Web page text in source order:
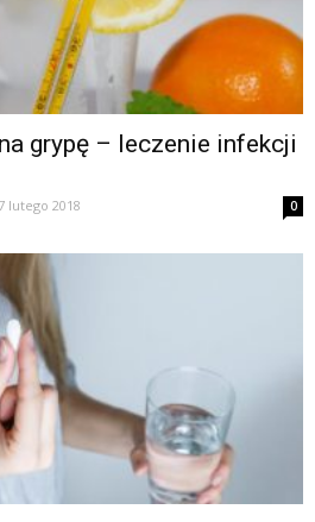
grypę – leczenie infekcji
7 lutego 2018 0